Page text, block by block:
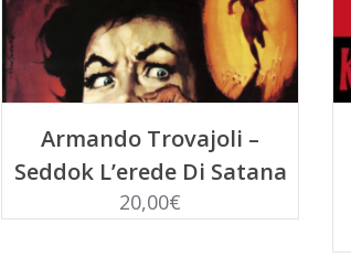
Armando Trovajoli –
Seddok L’erede Di Satana
20,00€